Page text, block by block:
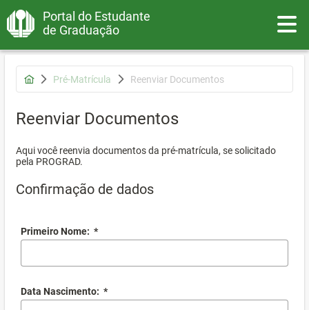
Portal do Estudante
de Graduação
Pré-Matrícula Reenviar Documentos
Reenviar Documentos
Aqui você reenvia documentos da pré-matrícula, se solicitado
pela PROGRAD.
Confirmação de dados
Primeiro Nome: *
Data Nascimento: *